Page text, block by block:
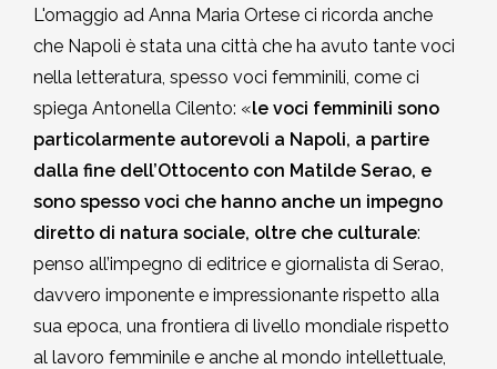
L'omaggio ad Anna Maria Ortese ci ricorda anche
che Napoli è stata una città che ha avuto tante voci
nella letteratura, spesso voci femminili, come ci
spiega Antonella Cilento: «le voci femminili sono
particolarmente autorevoli a Napoli, a partire
dalla fine dell’Ottocento con Matilde Serao, e
sono spesso voci che hanno anche un impegno
diretto di natura sociale, oltre che culturale:
penso all’impegno di editrice e giornalista di Serao,
davvero imponente e impressionante rispetto alla
sua epoca, una frontiera di livello mondiale rispetto
al lavoro femminile e anche al mondo intellettuale,